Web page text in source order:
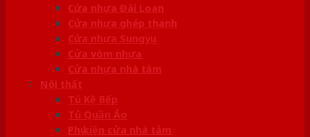
Cửa nhựa Đài Loan
Cửa nhựa ghép thanh
Cửa nhựa Sungyu
Cửa vòm nhựa
Cửa nhựa nhà tắm
Nội thất
Tủ Kệ Bếp
Tủ Quần Áo
Phụ kiện cửa nhà tắm